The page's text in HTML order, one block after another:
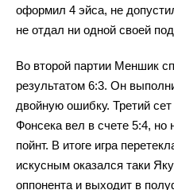
оформил 4 эйса, не
не отдал ни одной своей
Во второй партии Меншик
результатом 6:3. Он
двойную ошибку. Третий
Фонсека вел в счете 5:4, но
пойнт. В итоге игра
искусным оказался таки
оппонента и выходит в